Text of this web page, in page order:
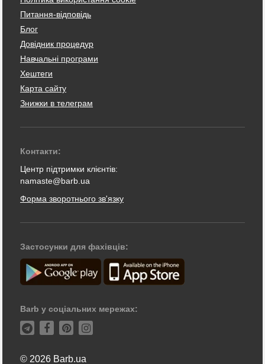
Питання-відповідь
Блог
Довідник процедур
Навчальні програми
Хештеги
Карта сайту
Знижки в телеграм
Контакти:
Центр підтримки клієнтів:
namaste@barb.ua
Форма зворотнього зв'язку
Застосунки для фахівців:
Barb у соціальних мережах:
© 2026 Barb.ua